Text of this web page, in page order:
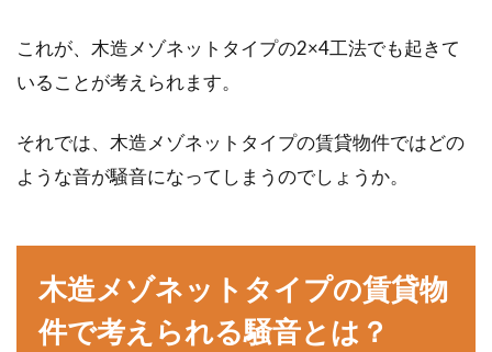
窓そのも...
平面図を自分で書く！製図の基本や
家具の書き方をご紹介！
に作成で...
これが、木造メゾネットタイプの2×4工法でも起きて
いることが考えられます。
それでは、木造メゾネットタイプの賃貸物件ではどの
ような音が騒音になってしまうのでしょうか。
木造メゾネットタイプの賃貸物
件で考えられる騒音とは？